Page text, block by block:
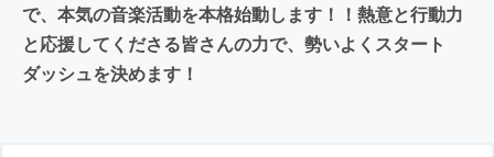
で、本気の音楽活動を本格始動します！！熱意と行動力
と応援してくださる皆さんの力で、勢いよくスタート
ダッシュを決めます！